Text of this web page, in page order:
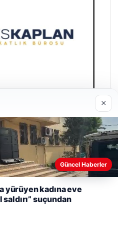
amacıyla çerezler
×
Güncel Haberler
yürüyen kadına eve
suçundan